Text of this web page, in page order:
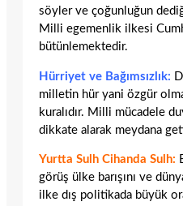
söyler ve çoğunluğun
Milli egemenlik ilkesi
bütünlemektedir.
Hürriyet ve Bağımsızlık:
milletin hür yani özgür
kuralıdır. Milli mücadele
dikkate alarak meydana
Yurtta Sulh Cihanda Sulh:
görüş ülke barışını ve
ilke dış politikada büyük